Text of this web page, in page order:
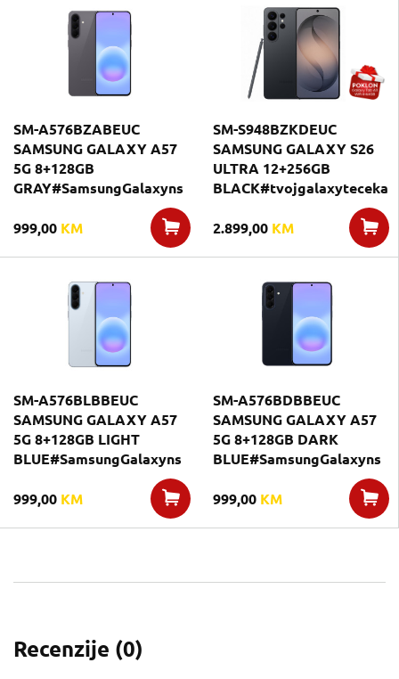
SM-A576BZABEUC
SAMSUNG GALAXY A57
5G 8+128GB
GRAY#SamsungGalaxyns
999,00 KM
SM-S948BZKDEUC
SAMSUNG GALAXY S26
ULTRA 12+256GB
BLACK#tvojgalaxyteceka
2.899,00 KM
SM-A576BLBBEUC
SAMSUNG GALAXY A57
5G 8+128GB LIGHT
BLUE#SamsungGalaxyns
999,00 KM
SM-A576BDBBEUC
SAMSUNG GALAXY A57
5G 8+128GB DARK
BLUE#SamsungGalaxyns
999,00 KM
Recenzije (0)